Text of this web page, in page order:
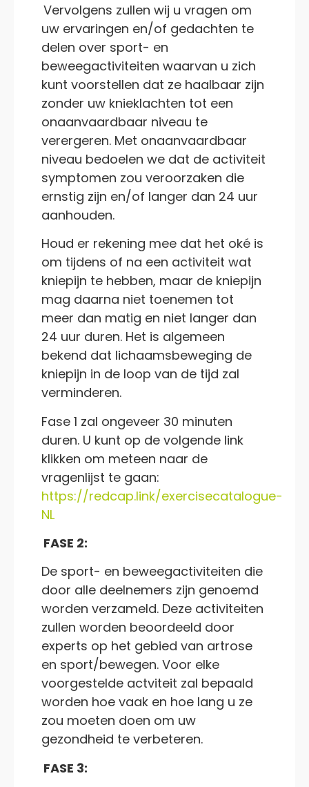
Vervolgens zullen wij u vragen om
uw ervaringen en/of gedachten te
delen over sport- en
beweegactiviteiten waarvan u zich
kunt voorstellen dat ze haalbaar zijn
zonder uw knieklachten tot een
onaanvaardbaar niveau te
verergeren. Met onaanvaardbaar
niveau bedoelen we dat de activiteit
symptomen zou veroorzaken die
ernstig zijn en/of langer dan 24 uur
aanhouden.
Houd er rekening mee dat het oké is
om tijdens of na een activiteit wat
kniepijn te hebben, maar de kniepijn
mag daarna niet toenemen tot
meer dan matig en niet langer dan
24 uur duren. Het is algemeen
bekend dat lichaamsbeweging de
kniepijn in de loop van de tijd zal
verminderen.
Fase 1 zal ongeveer 30 minuten
duren. U kunt op de volgende link
klikken om meteen naar de
vragenlijst te gaan:
https://redcap.link/exercisecatalogue-
NL
FASE 2:
De sport- en beweegactiviteiten die
door alle deelnemers zijn genoemd
worden verzameld. Deze activiteiten
zullen worden beoordeeld door
experts op het gebied van artrose
en sport/bewegen. Voor elke
voorgestelde actviteit zal bepaald
worden hoe vaak en hoe lang u ze
zou moeten doen om uw
gezondheid te verbeteren.
FASE 3: